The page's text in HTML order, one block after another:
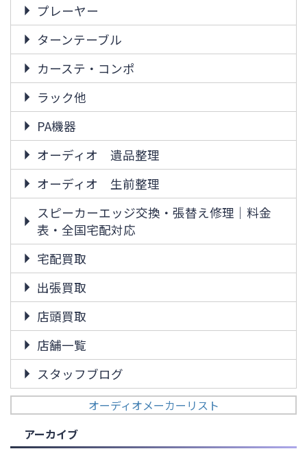
プレーヤー
ターンテーブル
カーステ・コンポ
ラック他
PA機器
オーディオ 遺品整理
オーディオ 生前整理
スピーカーエッジ交換・張替え修理｜料金
表・全国宅配対応
宅配買取
出張買取
店頭買取
店舗一覧
スタッフブログ
オーディオメーカーリスト
アーカイブ